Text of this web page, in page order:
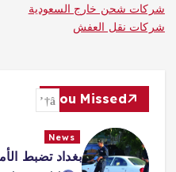
شركات شحن خارج السعودية
شركات نقل العفش
You Missed
News
بغداد تضبط